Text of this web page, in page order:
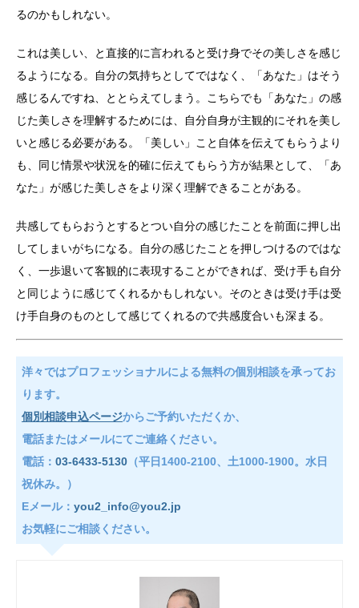
るのかもしれない。
これは美しい、と直接的に言われると受け身でその美しさを感じ
るようになる。自分の気持ちとしてではなく、「あなた」はそう
感じるんですね、ととらえてしまう。こちらでも「あなた」の感
じた美しさを理解するためには、自分自身が主観的にそれを美し
いと感じる必要がある。「美しい」こと自体を伝えてもらうより
も、同じ情景や状況を的確に伝えてもらう方が結果として、「あ
なた」が感じた美しさをより深く理解できることがある。
共感してもらおうとするとつい自分の感じたことを前面に押し出
してしまいがちになる。自分の感じたことを押しつけるのではな
く、一歩退いて客観的に表現することができれば、受け手も自分
と同じように感じてくれるかもしれない。そのときは受け手は受
け手自身のものとして感じてくれるので共感度合いも深まる。
洋々ではプロフェッショナルによる無料の個別相談を承ってお
ります。
個別相談申込ページからご予約いただくか、
電話またはメールにてご連絡ください。
電話： 03-6433-5130 （平日1400-2100、土1000-1900。水日
祝休み。）
Eメール： you2_info@you2.jp
お気軽にご相談ください。